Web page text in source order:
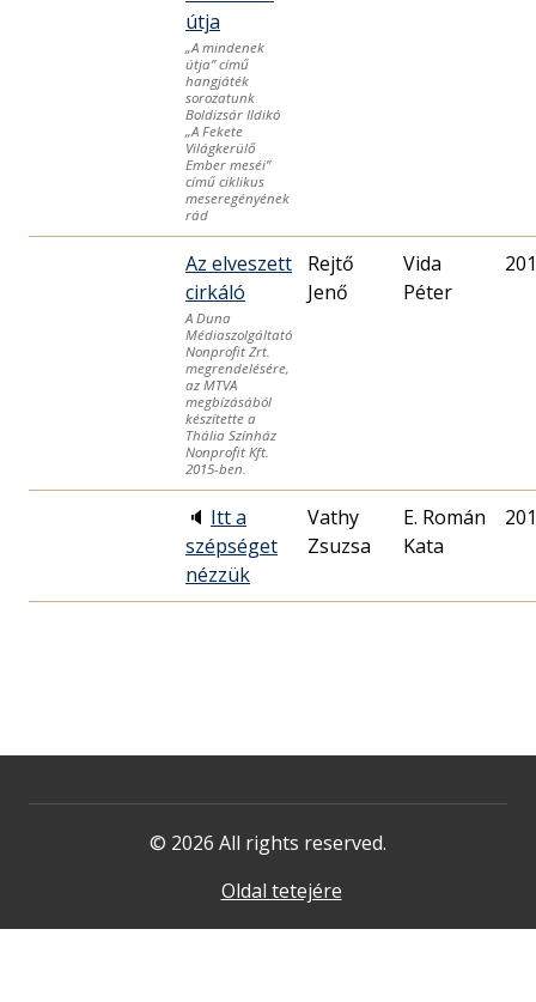
útja
„A mindenek
útja” című
hangjáték
sorozatunk
Boldizsár Ildikó
„A Fekete
Világkerülő
Ember meséi”
című ciklikus
meseregényének
rád
Az elveszett
cirkáló
A Duna
Médiaszolgáltató
Nonprofit Zrt.
megrendelésére,
az MTVA
megbízásából
készítette a
Thália Színház
Nonprofit Kft.
2015-ben.
Rejtő
Jenő
Vida
Péter
🔈 Itt a
szépséget
nézzük
Vathy
Zsuzsa
E. Román
Kata
© 2026 All rights reserved.
Oldal tetejére